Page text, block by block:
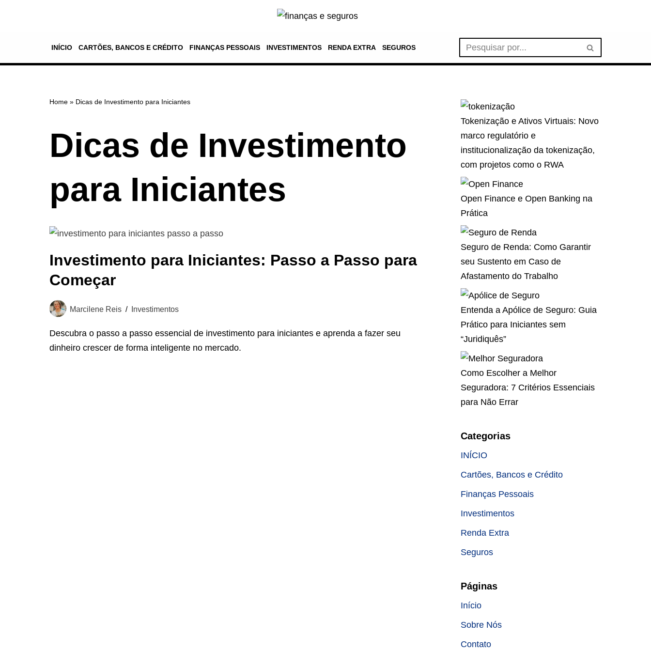
INÍCIO CARTÕES, BANCOS E CRÉDITO FINANÇAS PESSOAIS INVESTIMENTOS RENDA EXTRA SEGUROS
Home » Dicas de Investimento para Iniciantes
Dicas de Investimento
para Iniciantes
Investimento para Iniciantes: Passo a Passo para
Começar
Marcilene Reis Investimentos
Descubra o passo a passo essencial de investimento para iniciantes e aprenda a fazer seu
dinheiro crescer de forma inteligente no mercado.
Tokenização e Ativos Virtuais: Novo
marco regulatório e
institucionalização da tokenização,
com projetos como o RWA
Open Finance e Open Banking na
Prática
Seguro de Renda: Como Garantir
seu Sustento em Caso de
Afastamento do Trabalho
Entenda a Apólice de Seguro: Guia
Prático para Iniciantes sem
“Juridiquês”
Como Escolher a Melhor
Seguradora: 7 Critérios Essenciais
para Não Errar
Categorias
INÍCIO
Cartões, Bancos e Crédito
Finanças Pessoais
Investimentos
Renda Extra
Seguros
Páginas
Início
Sobre Nós
Contato